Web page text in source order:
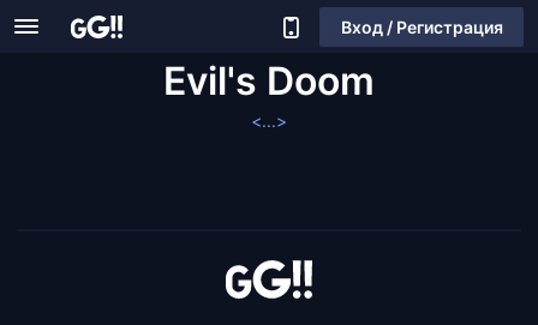
Вход / Регистрация
Evil's Doom
<...>